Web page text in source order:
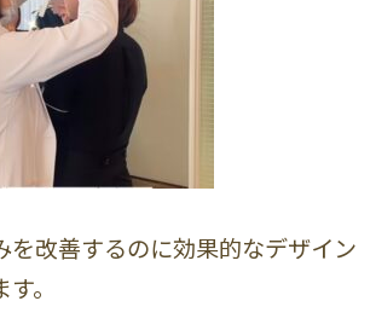
を改善するのに効果的なデザイン
。